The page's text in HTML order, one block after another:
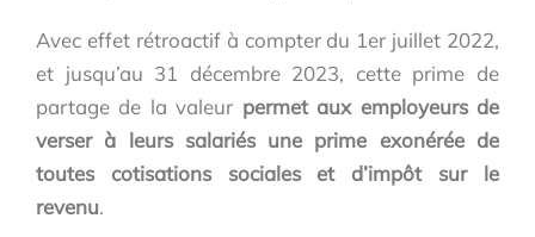
Avec effet rétroactif à compter du 1er juillet 2022,
et jusqu’au 31 décembre 2023, cette prime de
partage de la valeur permet aux employeurs de
verser à leurs salariés une prime exonérée de
toutes cotisations sociales et d’impôt sur le
revenu.